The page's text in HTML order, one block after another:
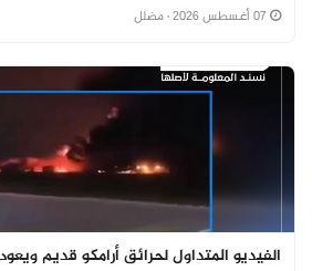
· مضلل
الفيديو المتداول لحرائق أرامكو قديم ويعود